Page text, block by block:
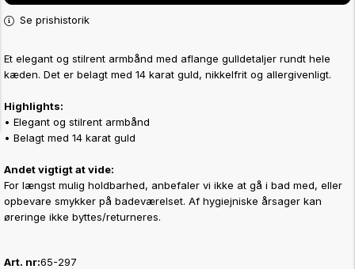
Se prishistorik
Et elegant og stilrent armbånd med aflange gulldetaljer rundt hele
kæden. Det er belagt med 14 karat guld, nikkelfrit og allergivenligt.
Highlights:
• Elegant og stilrent armbånd
• Belagt med 14 karat guld
Andet vigtigt at vide:
For længst mulig holdbarhed, anbefaler vi ikke at gå i bad med, eller
opbevare smykker på badeværelset. Af hygiejniske årsager kan
øreringe ikke byttes/returneres.
Art. nr:65-297